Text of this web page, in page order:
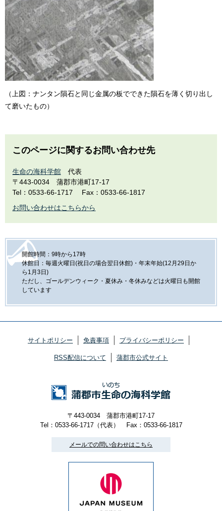
（上図：ナンタン隕石と同じ金属の板でできた隕石を薄く切り出し
て磨いたもの）
このページに関するお問い合わせ先
生命の海科学館
代表
〒443-0034
蒲郡市港町17-17
Tel：0533-66-1717
Fax：0533-66-1817
お問い合わせはこちらから
開館時間：9時から17時
休館日：毎週火曜日(祝日の場合翌日休館)・年末年始(12月29日か
ら1月3日)
ただし、ゴールデンウィーク・夏休み・冬休みなどは火曜日も開館
しています
サイトポリシー 免責事項 プライバシーポリシー
RSS配信について 蒲郡市公式サイト
〒443-0034 蒲郡市港町17-17
Tel：0533-66-1717（代表）
Fax：0533-66-1817
メールでの問い合わせはこちら